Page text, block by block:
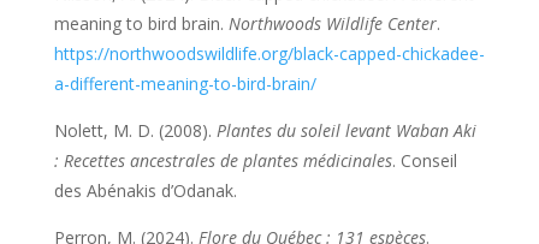
meaning to bird brain. Northwoods Wildlife Center.
https://northwoodswildlife.org/black-capped-chickadee-
a-different-meaning-to-bird-brain/
Nolett, M. D. (2008). Plantes du soleil levant Waban Aki
: Recettes ancestrales de plantes médicinales. Conseil
des Abénakis d’Odanak.
Perron, M. (2024). Flore du Québec : 131 espèces.